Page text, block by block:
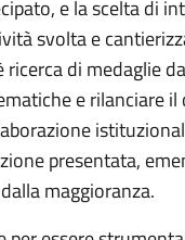
e la scelta di
svolta e
di medaglie
e rilanciare
presentata,
maggioranza.